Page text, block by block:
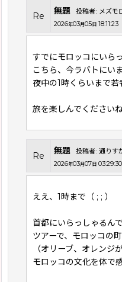
Re 無題 投稿者: メズモ
2026年03月05日 18:11:23
すでにモロッコにいら
こちら、今ラバトにいま
夜中の1時くらいまで
旅を楽しんでください
Re 無題 投稿者: 通りす
2026年03月07日 03:29:30
ええ、1時まで（ ; ; ）
首都にいらっしゃるんで
ツアーで、モロッコの
（オリーブ、オレンジ
モロッコの文化を体で